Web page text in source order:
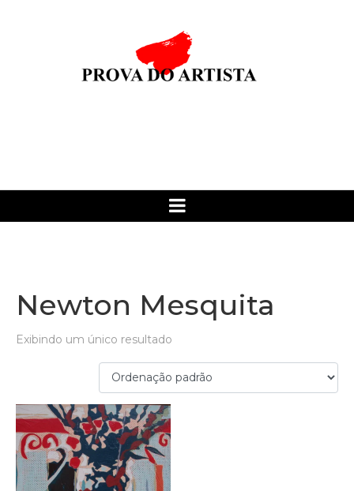
Newton Mesquita
Exibindo um único resultado